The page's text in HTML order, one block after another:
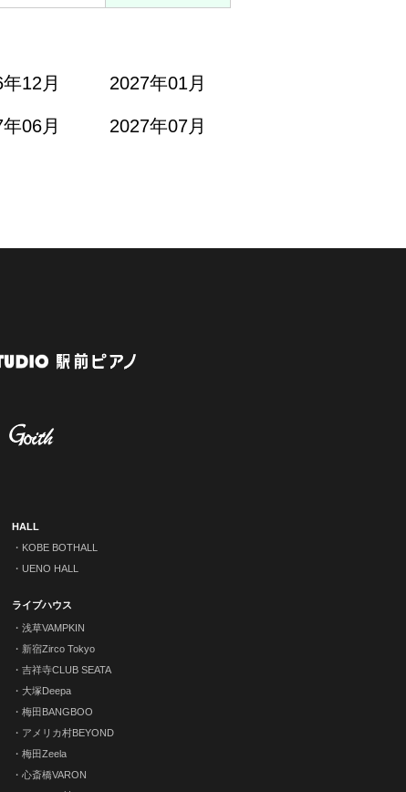
12月 2027年01月
06月 2027年07月
HALL
KOBE BOTHALL
UENO HALL
ライブハウス
浅草VAMPKIN
新宿Zirco Tokyo
吉祥寺CLUB SEATA
大塚Deepa
梅田BANGBOO
アメリカ村BEYOND
梅田Zeela
心斎橋VARON